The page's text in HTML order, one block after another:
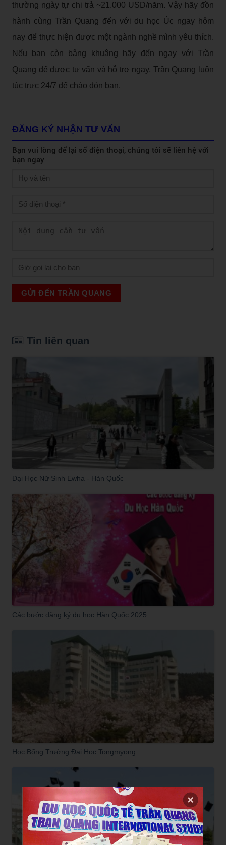
thường ngày tự chi trả ~21.000 USD/năm. Vậy hãy đồn
hành cùng Trần Quang đến với du học Úc ngay hôm
nay để thực hiện được một ngành nghề mình yêu thích.
Nếu bạn còn bâng khuâng hãy đến ngay với Trần
Quang để được tư vấn và hỗ trợ ngay, Trần Quang luôn
túc trực 24/7 để chào đón bạn.
ĐĂNG KÝ NHẬN TƯ VẤN
Bạn vui lòng để lại số điện thoại, chúng tôi sẽ liên hệ với
bạn ngay
GỬI ĐẾN TRẦN QUANG
Tin liên quan
Đại Học Nữ Sinh Ewha - Hàn Quốc
Các bước đăng ký du học Hàn Quốc 2025
Học Bổng Trường Đại Học Tongmyong